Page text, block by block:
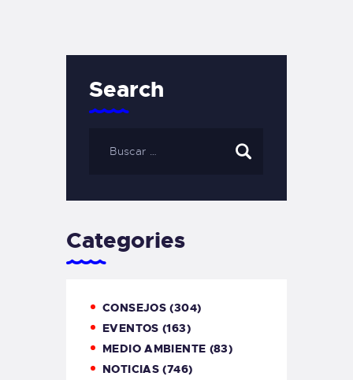
Search
Categories
CONSEJOS (304)
EVENTOS (163)
MEDIO AMBIENTE (83)
NOTICIAS (746)